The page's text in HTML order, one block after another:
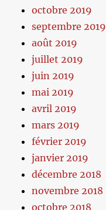
octobre 2019
septembre 2019
août 2019
juillet 2019
juin 2019
mai 2019
avril 2019
mars 2019
février 2019
janvier 2019
décembre 2018
novembre 2018
octobre 2018